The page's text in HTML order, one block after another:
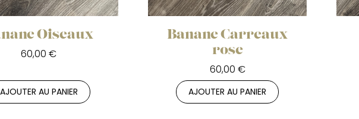
Oiseaux
60,00 €
AJOUTER AU PANIER
Banane Carreaux
rose
60,00 €
AJOUTER AU PANIER